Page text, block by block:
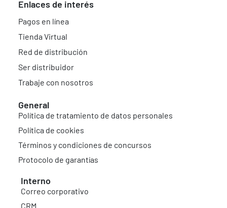
Enlaces de interés
Pagos en línea
Tienda Virtual
Red de distribución
Ser distribuidor
Trabaje con nosotros
General
Política de tratamiento de datos personales
Política de cookies
Términos y condiciones de concursos
Protocolo de garantías
Interno
Correo corporativo
CRM